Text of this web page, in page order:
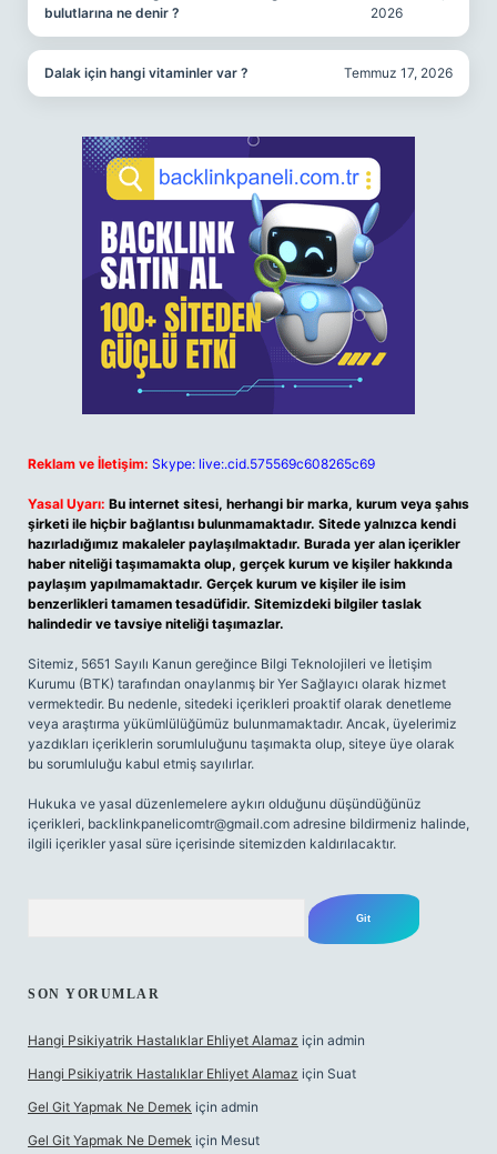
bulutlarına ne denir ?
2026
Dalak için hangi vitaminler var ? Temmuz 17, 2026
Reklam ve İletişim: Skype: live:.cid.575569c608265c69
Yasal Uyarı: Bu internet sitesi, herhangi bir marka, kurum veya şahıs
şirketi ile hiçbir bağlantısı bulunmamaktadır. Sitede yalnızca kendi
hazırladığımız makaleler paylaşılmaktadır. Burada yer alan içerikler
haber niteliği taşımamakta olup, gerçek kurum ve kişiler hakkında
paylaşım yapılmamaktadır. Gerçek kurum ve kişiler ile isim
benzerlikleri tamamen tesadüfidir. Sitemizdeki bilgiler taslak
halindedir ve tavsiye niteliği taşımazlar.
Sitemiz, 5651 Sayılı Kanun gereğince Bilgi Teknolojileri ve İletişim
Kurumu (BTK) tarafından onaylanmış bir Yer Sağlayıcı olarak hizmet
vermektedir. Bu nedenle, sitedeki içerikleri proaktif olarak denetleme
veya araştırma yükümlülüğümüz bulunmamaktadır. Ancak, üyelerimiz
yazdıkları içeriklerin sorumluluğunu taşımakta olup, siteye üye olarak
bu sorumluluğu kabul etmiş sayılırlar.
Hukuka ve yasal düzenlemelere aykırı olduğunu düşündüğünüz
içerikleri, backlinkpanelicomtr@gmail.com adresine bildirmeniz halinde,
ilgili içerikler yasal süre içerisinde sitemizden kaldırılacaktır.
SON YORUMLAR
Hangi Psikiyatrik Hastalıklar Ehliyet Alamaz için admin
Hangi Psikiyatrik Hastalıklar Ehliyet Alamaz için Suat
Gel Git Yapmak Ne Demek için admin
Gel Git Yapmak Ne Demek için Mesut